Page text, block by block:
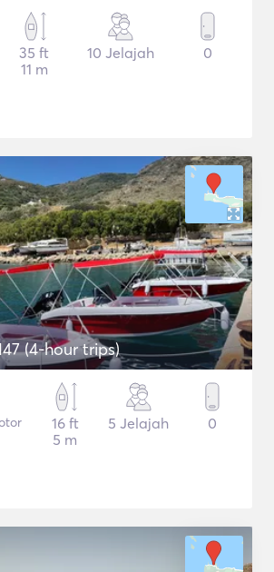
35 ft
11 m
10 Jelajah 0
(4-hour trips)
16 ft
5 m
5 Jelajah 0